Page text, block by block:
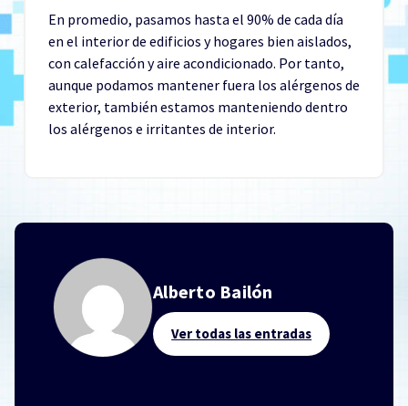
En promedio, pasamos hasta el 90% de cada día
en el interior de edificios y hogares bien aislados,
con calefacción y aire acondicionado. Por tanto,
aunque podamos mantener fuera los alérgenos de
exterior, también estamos manteniendo dentro
los alérgenos e irritantes de interior.
Alberto Bailón
Ver todas las entradas